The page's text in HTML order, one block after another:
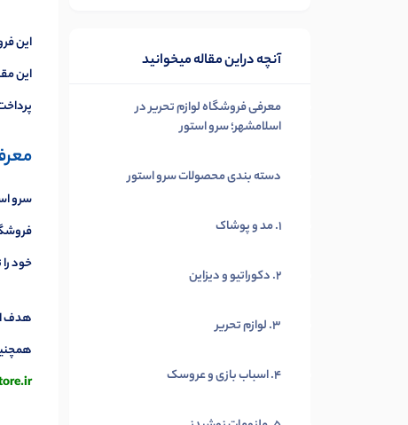
آنچه دراین مقاله میخوانید
معرفی فروشگاه لوازم تحریر در
اسلامشهر؛ سرو استور
دسته بندی محصولات سرو استور
1. مد و پوشاک
2. دکوراتیو و دیزاین
3. لوازم تحریر
4. اسباب بازی و عروسک
این
این
سرو
خود
هدف